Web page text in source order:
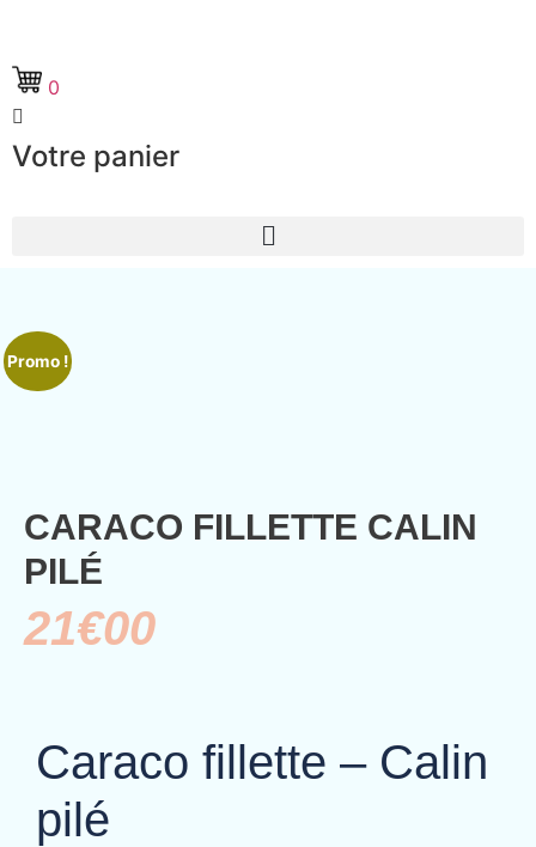
0
Votre panier
Promo !
CARACO FILLETTE CALIN
PILÉ
21€00
Caraco fillette – Calin
pilé